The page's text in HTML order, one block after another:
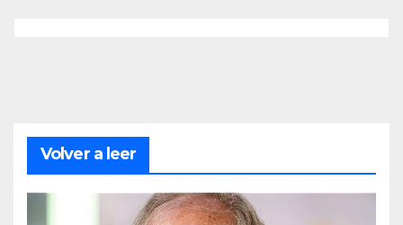
Volver a leer